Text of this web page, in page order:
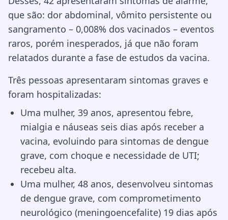
que são: dor abdominal, vômito persistente ou
sangramento – 0,008% dos vacinados – eventos
raros, porém inesperados, já que não foram
relatados durante a fase de estudos da vacina.
Três pessoas apresentaram sintomas graves e
foram hospitalizadas:
Uma mulher, 39 anos, apresentou febre,
mialgia e náuseas seis dias após receber a
vacina, evoluindo para sintomas de dengue
grave, com choque e necessidade de UTI;
recebeu alta.
Uma mulher, 48 anos, desenvolveu sintomas
de dengue grave, com comprometimento
neurológico (meningoencefalite) 19 dias após